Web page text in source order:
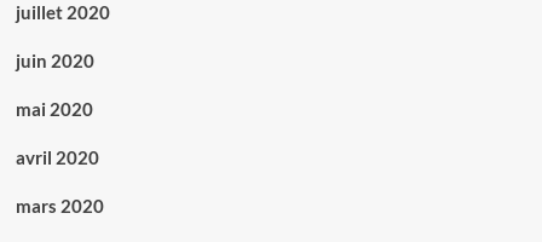
juillet 2020
juin 2020
mai 2020
avril 2020
mars 2020